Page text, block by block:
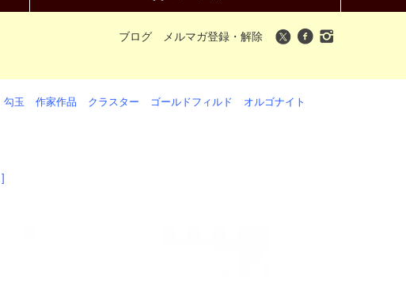
ブログ メルマガ登録・解除
勾玉 作家作品 クラスター ゴールドフィルド オルゴナイト